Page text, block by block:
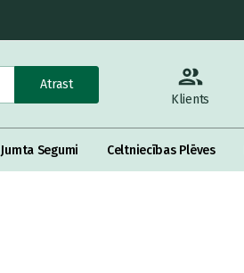
Atrast
Klients
Jumta Segumi Celtniecības Plēves